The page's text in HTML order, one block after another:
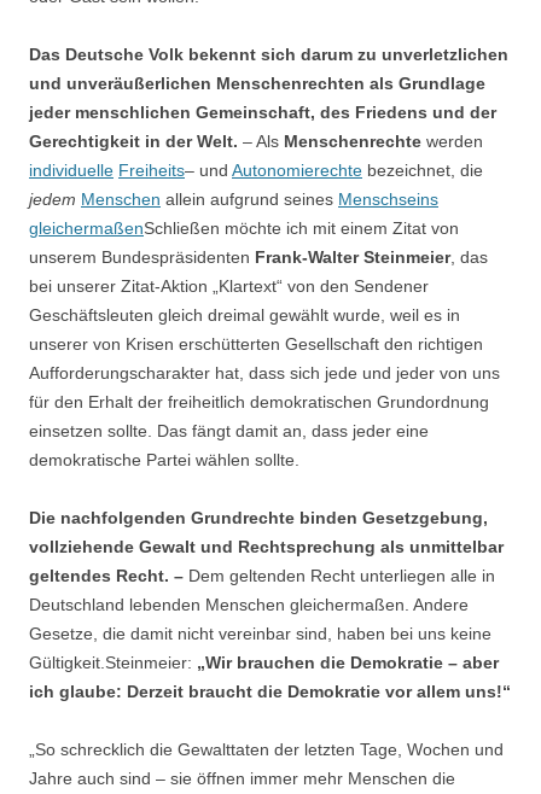
Das Deutsche Volk bekennt sich darum zu unverletzlichen
und unveräußerlichen Menschenrechten als Grundlage
jeder menschlichen Gemeinschaft, des Friedens und der
Gerechtigkeit in der Welt. – Als Menschenrechte werden
individuelle Freiheits– und Autonomierechte bezeichnet, die
jedem Menschen allein aufgrund seines Menschseins
gleichermaßenSchließen möchte ich mit einem Zitat von
unserem Bundespräsidenten Frank-Walter Steinmeier, das
bei unserer Zitat-Aktion „Klartext“ von den Sendener
Geschäftsleuten gleich dreimal gewählt wurde, weil es in
unserer von Krisen erschütterten Gesellschaft den richtigen
Aufforderungscharakter hat, dass sich jede und jeder von uns
für den Erhalt der freiheitlich demokratischen Grundordnung
einsetzen sollte. Das fängt damit an, dass jeder eine
demokratische Partei wählen sollte.
Die nachfolgenden Grundrechte binden Gesetzgebung,
vollziehende Gewalt und Rechtsprechung als unmittelbar
geltendes Recht. – Dem geltenden Recht unterliegen alle in
Deutschland lebenden Menschen gleichermaßen. Andere
Gesetze, die damit nicht vereinbar sind, haben bei uns keine
Gültigkeit.Steinmeier: „Wir brauchen die Demokratie – aber
ich glaube: Derzeit braucht die Demokratie vor allem uns!“
„So schrecklich die Gewalttaten der letzten Tage, Wochen und
Jahre auch sind – sie öffnen immer mehr Menschen die